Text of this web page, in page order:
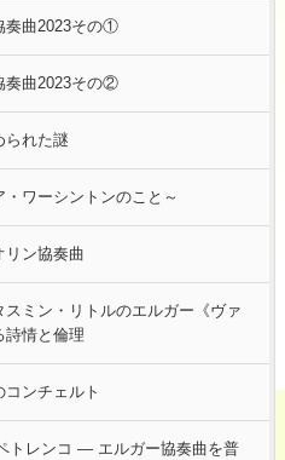
奏曲2023その①
奏曲2023その②
られた謎
ワーシントンのこと～
リン協奏曲
ミン・リトルのエルガー《ヴァ
詩情と倫理
ンチェルト
トレンコ ― エルガー協奏曲を普